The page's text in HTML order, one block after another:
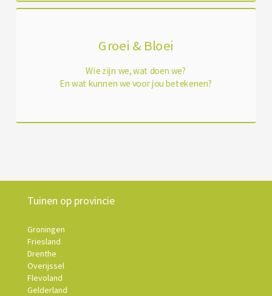
Groei & Bloei
Wie zijn we, wat doen we?
En wat kunnen we voor jou betekenen?
Tuinen op provincie
Groningen
Friesland
Drenthe
Overijssel
Flevoland
Gelderland